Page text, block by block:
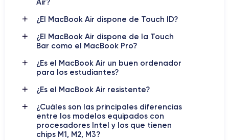
energética y capacidad para ejecutar aplicaciones exigentes
actuales sean capaces de rendir de manera excepcional en
tareas que requieren altos niveles de procesamiento, como la
edición de video en 4K y el uso de software profesional.
Descubre más opciones deMacBook Air
reacondicionados:
¿El MacBook Air dispone de Touch ID?
¿El MacBook Air dispone de la Touch
Bar como el MacBook Pro?
¿Es el MacBook Air un buen ordenador
para los estudiantes?
¿Es el MacBook Air resistente?
¿Cuáles son las principales diferencias
entre los modelos equipados con
procesadores Intel y los que tienen
chips M1, M2, M3?